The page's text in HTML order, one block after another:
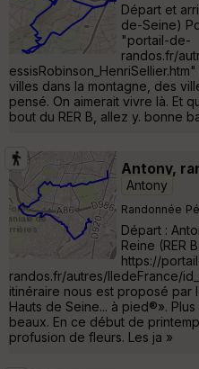
Départ et
de-Seine)
"portail-de-
randos.fr/
villes dans la montagne, des
pensé. On aimerait vivre là. Et
bout du RER B, allez y. bonne
Antony,
Antony
Randonnée
Départ :
Reine (RER
https://
randos.fr/autres/IledeFrance/
itinéraire nous est proposé par
Hauts de Seine... à pied®».
beaux. En ce début de
profusion de fleurs. Les ja »